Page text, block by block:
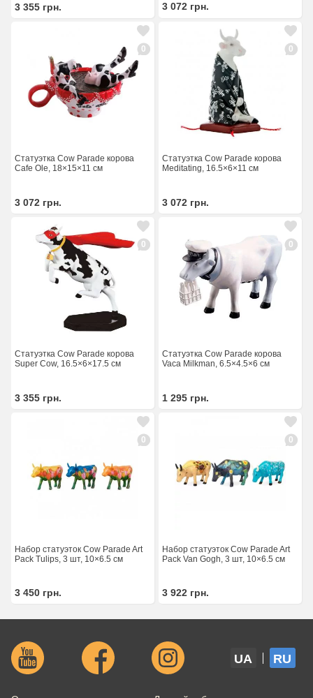
3 355 грн. 3 072 грн.
0
Статуэтка Cow Parade корова
Cafe Ole, 18×15×11 см
3 072 грн.
0
Статуэтка Cow Parade корова
Meditating, 16.5×6×11 см
3 072 грн.
0
Статуэтка Cow Parade корова
Super Cow, 16.5×6×17.5 см
3 355 грн.
0
Статуэтка Cow Parade корова
Vaca Milkman, 6.5×4.5×6 см
1 295 грн.
0
Набор статуэток Cow Parade Art
Pack Tulips, 3 шт, 10×6.5 см
3 450 грн.
0
Набор статуэток Cow Parade Art
Pack Van Gogh, 3 шт, 10×6.5 см
3 922 грн.
UA RU